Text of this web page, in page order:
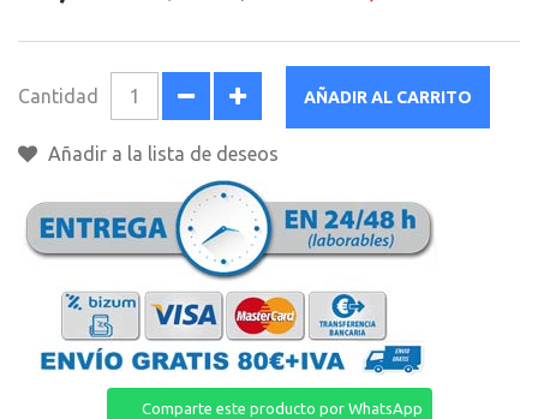
Cantidad AÑADIR AL CARRITO
Añadir a la lista de deseos
Comparte este producto por WhatsApp